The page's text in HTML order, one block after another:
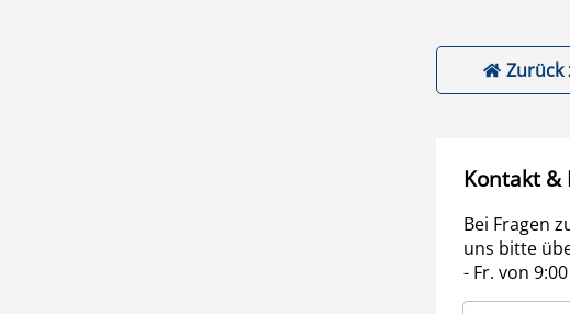
Zurück
Kontakt &
Bei Fragen
uns bitte
- Fr. von